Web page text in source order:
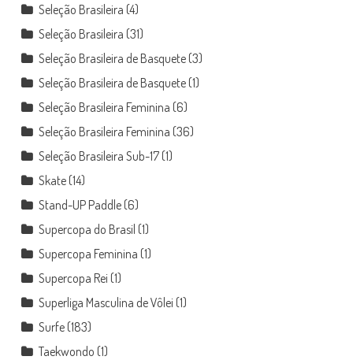
Seleção Brasileira (4)
Seleção Brasileira (31)
Seleção Brasileira de Basquete(3)
Seleção Brasileira de Basquete(1)
Seleção Brasileira Feminina (6)
Seleção Brasileira Feminina (36)
Seleção Brasileira Sub-17(1)
Skate(14)
Stand-UP Paddle(6)
Supercopa do Brasil (1)
Supercopa Feminina (1)
Supercopa Rei (1)
Superliga Masculina de Vôlei (1)
Surfe(183)
Taekwondo (1)